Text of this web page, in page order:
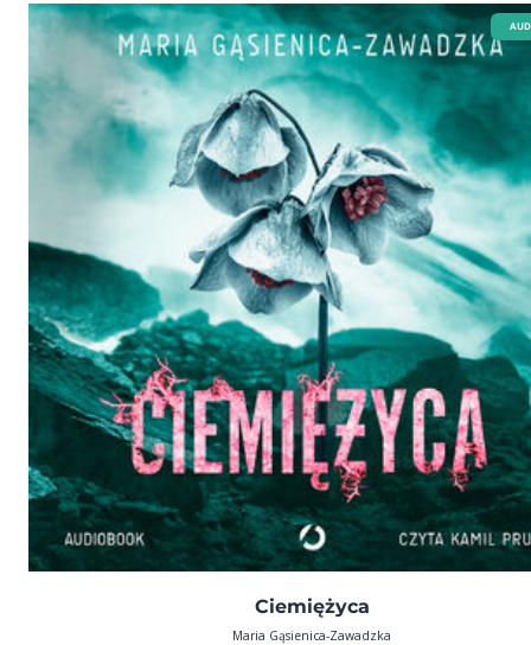
Ciemiężyca
Maria Gąsienica-Zawadzka